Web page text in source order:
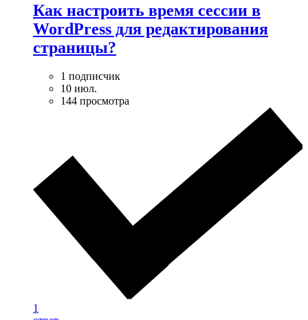
Как настроить время сессии в
WordPress для редактирования
страницы?
1 подписчик
10 июл.
144 просмотра
1